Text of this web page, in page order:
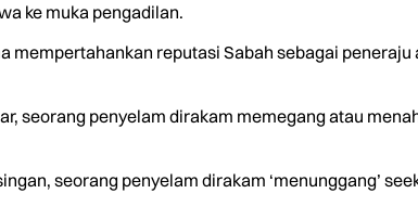
ke muka pengadilan.
mempertahankan reputasi Sabah sebagai
seorang penyelam dirakam memegang atau
seorang penyelam dirakam ‘menunggang’